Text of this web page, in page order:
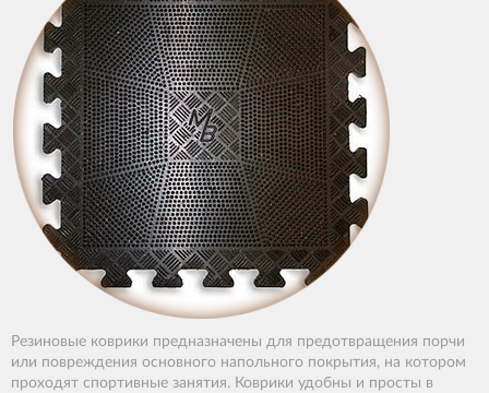
Резиновые коврики предназначены для предотвращения порчи
или повреждения основного напольного покрытия, на котором
проходят спортивные занятия. Коврики удобны и просты в